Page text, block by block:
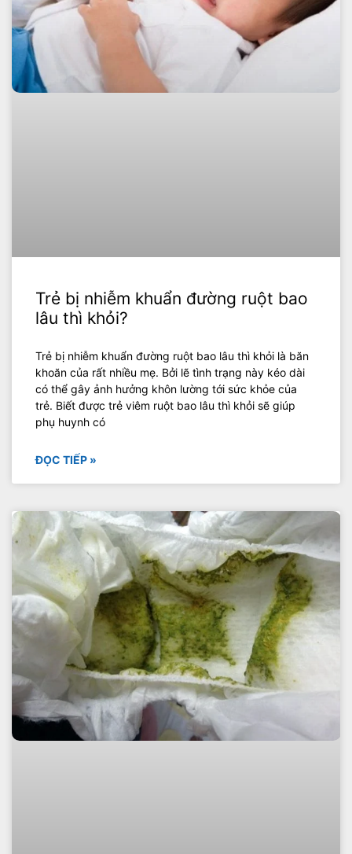
Trẻ bị nhiễm khuẩn đường ruột bao
lâu thì khỏi?
Trẻ bị nhiễm khuẩn đường ruột bao lâu thì khỏi là băn
khoăn của rất nhiều mẹ. Bởi lẽ tình trạng này kéo dài
có thể gây ảnh hưởng khôn lường tới sức khỏe của
trẻ. Biết được trẻ viêm ruột bao lâu thì khỏi sẽ giúp
phụ huynh có
ĐỌC TIẾP »